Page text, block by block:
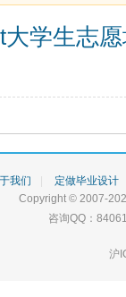
学生志
我们
定做毕业设计
Copyright © 2007-
咨询QQ：
沪